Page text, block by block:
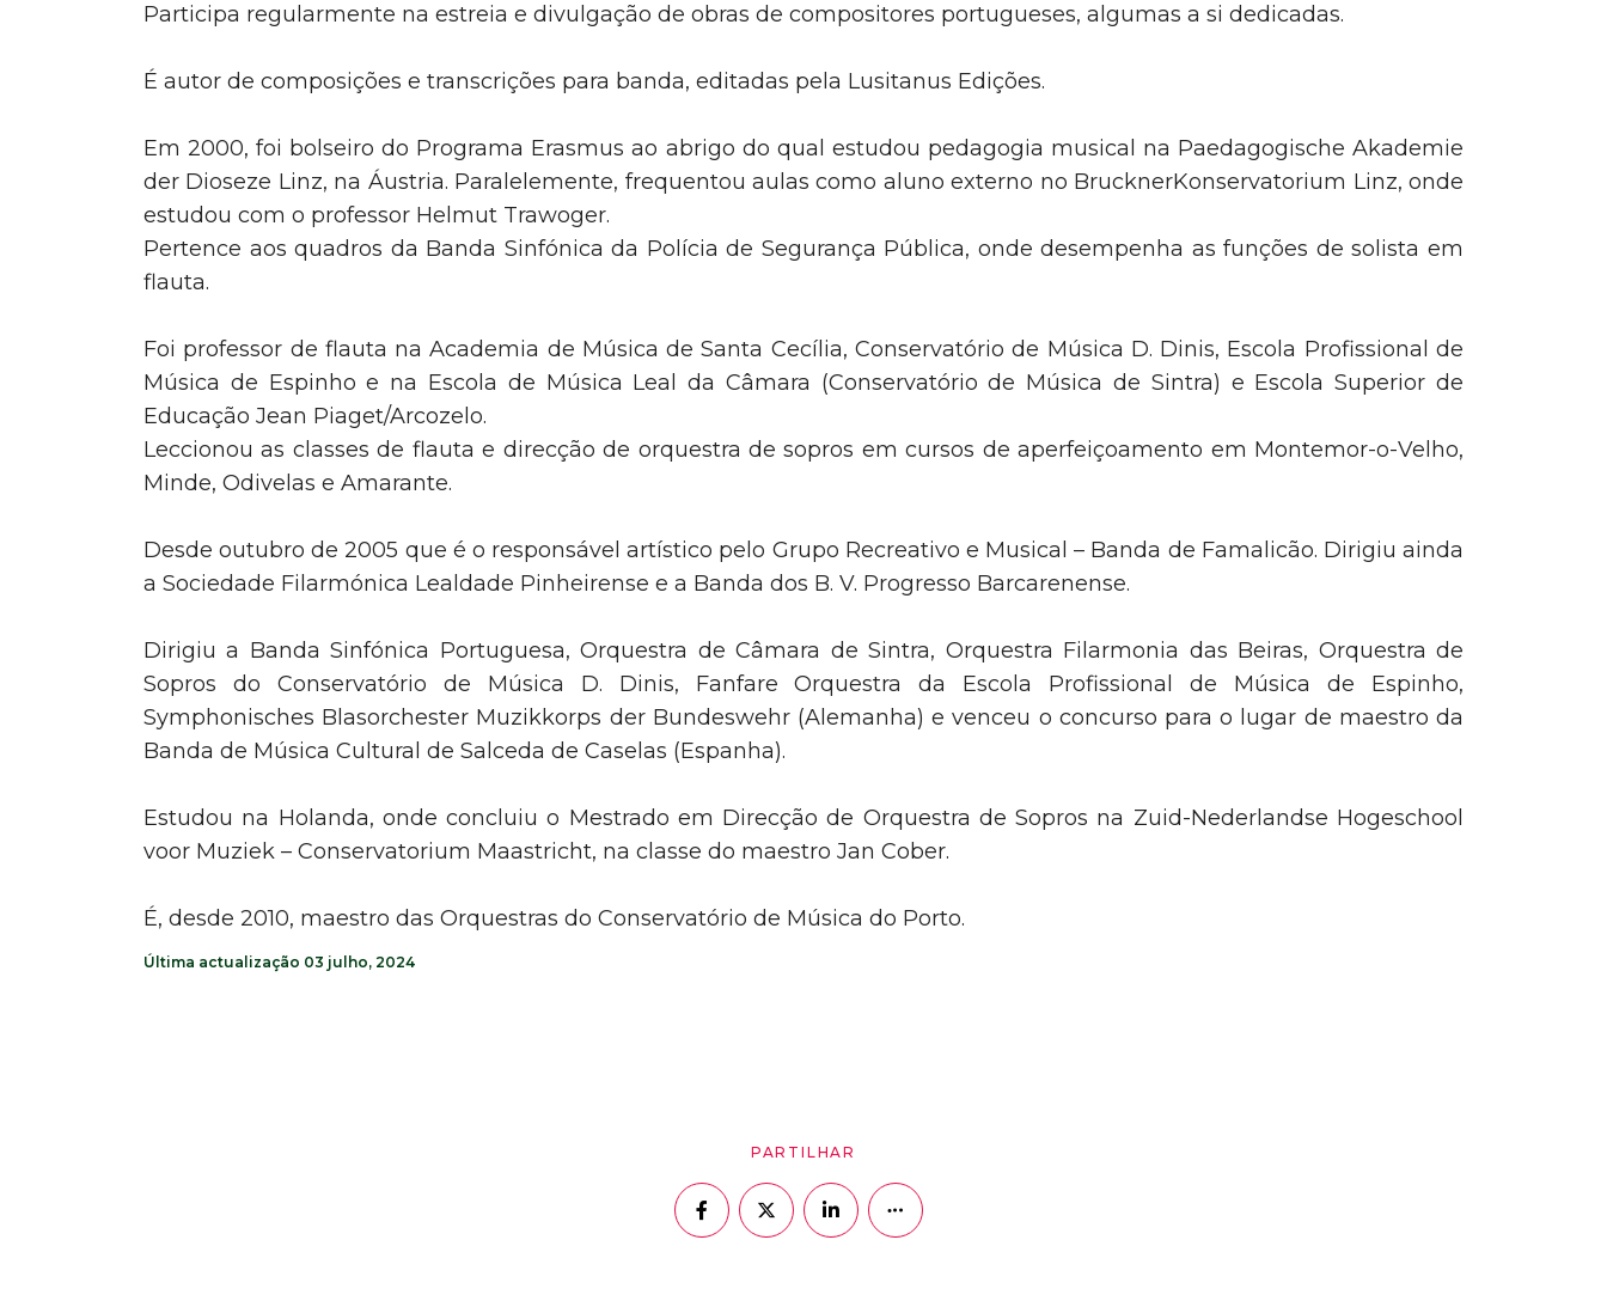
Participa regularmente na estreia e divulgação de obras de compositores portugueses, algumas a si dedicadas.
É autor de composições e transcrições para banda, editadas pela Lusitanus Edições.
Em 2000, foi bolseiro do Programa Erasmus ao abrigo do qual estudou pedagogia musical na Paedagogische Akademie
der Dioseze Linz, na Áustria. Paralelemente, frequentou aulas como aluno externo no BrucknerKonservatorium Linz, onde
estudou com o professor Helmut Trawoger.
Pertence aos quadros da Banda Sinfónica da Polícia de Segurança Pública, onde desempenha as funções de solista em
flauta.
Foi professor de flauta na Academia de Música de Santa Cecília, Conservatório de Música D. Dinis, Escola Profissional de
Música de Espinho e na Escola de Música Leal da Câmara (Conservatório de Música de Sintra) e Escola Superior de
Educação Jean Piaget/Arcozelo.
Leccionou as classes de flauta e direcção de orquestra de sopros em cursos de aperfeiçoamento em Montemor-o-Velho,
Minde, Odivelas e Amarante.
Desde outubro de 2005 que é o responsável artístico pelo Grupo Recreativo e Musical – Banda de Famalicão. Dirigiu ainda
a Sociedade Filarmónica Lealdade Pinheirense e a Banda dos B. V. Progresso Barcarenense.
Dirigiu a Banda Sinfónica Portuguesa, Orquestra de Câmara de Sintra, Orquestra Filarmonia das Beiras, Orquestra de
Sopros do Conservatório de Música D. Dinis, Fanfare Orquestra da Escola Profissional de Música de Espinho,
Symphonisches Blasorchester Muzikkorps der Bundeswehr (Alemanha) e venceu o concurso para o lugar de maestro da
Banda de Música Cultural de Salceda de Caselas (Espanha).
Estudou na Holanda, onde concluiu o Mestrado em Direcção de Orquestra de Sopros na Zuid-Nederlandse Hogeschool
voor Muziek – Conservatorium Maastricht, na classe do maestro Jan Cober.
É, desde 2010, maestro das Orquestras do Conservatório de Música do Porto.
Última actualização 03 julho, 2024
PARTILHAR